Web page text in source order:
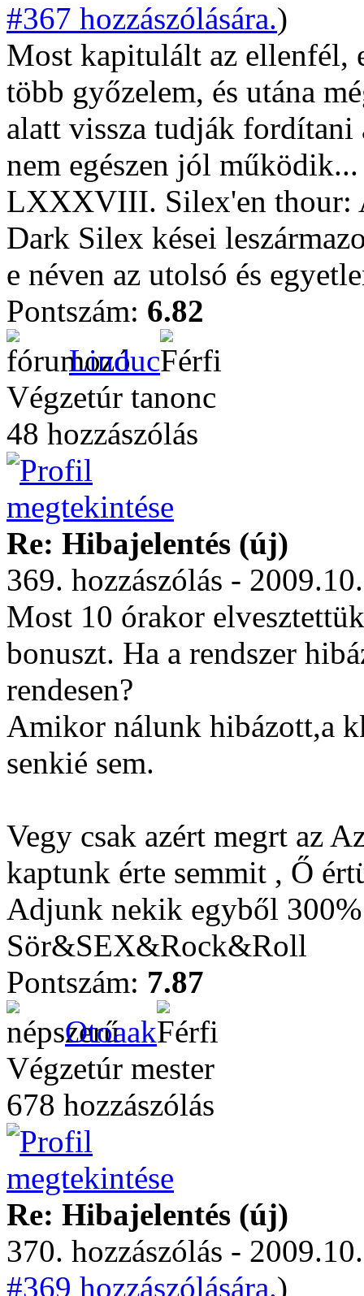
#367 hozzászólására.)
Most kapitulált az ellenfél,
több győzelem, és utána
alatt vissza tudják fordítani
nem egészen jól működik...
LXXXVIII. Silex'en thour:
Dark Silex kései
e néven az utolsó és
Pontszám: 6.82
Linduc
Végzetúr tanonc
48 hozzászólás
Re: Hibajelentés (új)
369. hozzászólás -
Most 10 órakor
bonuszt. Ha a rendszer
rendesen?
Amikor nálunk hibázott,a
senkié sem.
Vegy csak azért megrt az
kaptunk érte semmit , Ő
Adjunk nekik egyből
Sör&SEX&Rock&Roll
Pontszám: 7.87
Otoaak
Végzetúr mester
678 hozzászólás
Re: Hibajelentés (új)
370. hozzászólás -
#369 hozzászólására.)